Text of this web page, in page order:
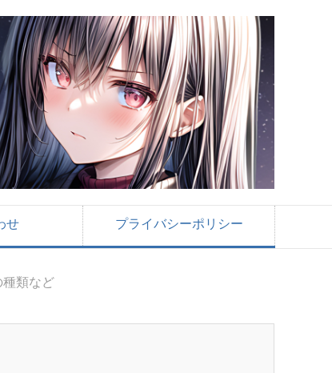
せ プライバシーポリシー
種類など